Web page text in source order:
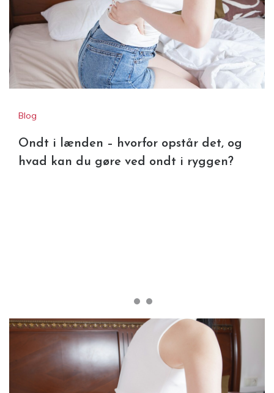
Blog
Ondt i lænden – hvorfor opstår det, og